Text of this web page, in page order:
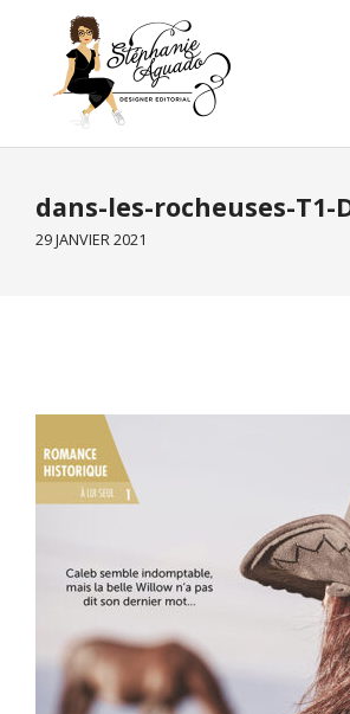
dans-les-rocheuses-T1-
29 JANVIER 2021